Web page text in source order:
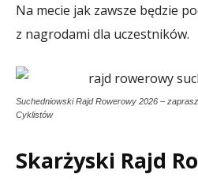
Na mecie jak zawsze będzie
z nagrodami dla uczestników.
Suchedniowski Rajd Rowerowy 2026 –
Cyklistów
Skarżyski Rajd